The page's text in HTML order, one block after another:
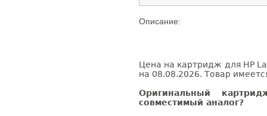
Описание:
Цена на картридж для HP
на 08.08.2026. Товар
Оригинальный
совместимый аналог?